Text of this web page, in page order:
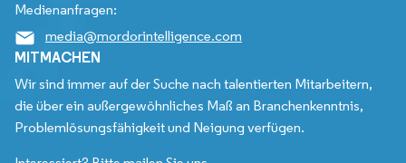
Medienanfragen:
media@mordorintelligence.com
MITMACHEN
Wir sind immer auf der Suche nach talentierten Mitarbeitern,
die über ein außergewöhnliches Maß an Branchenkenntnis,
Problemlösungsfähigkeit und Neigung verfügen.